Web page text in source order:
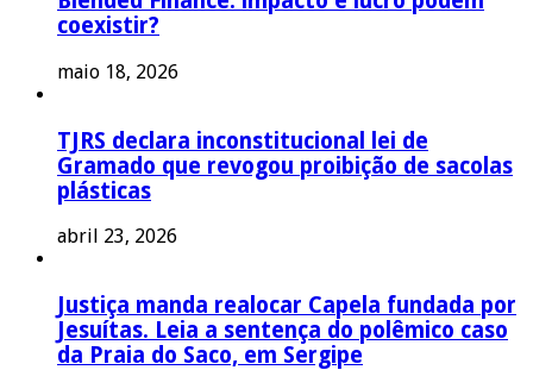
coexistir?
maio 18, 2026
TJRS declara inconstitucional lei de
Gramado que revogou proibição de sacolas
plásticas
abril 23, 2026
Justiça manda realocar Capela fundada por
Jesuítas. Leia a sentença do polêmico caso
da Praia do Saco, em Sergipe